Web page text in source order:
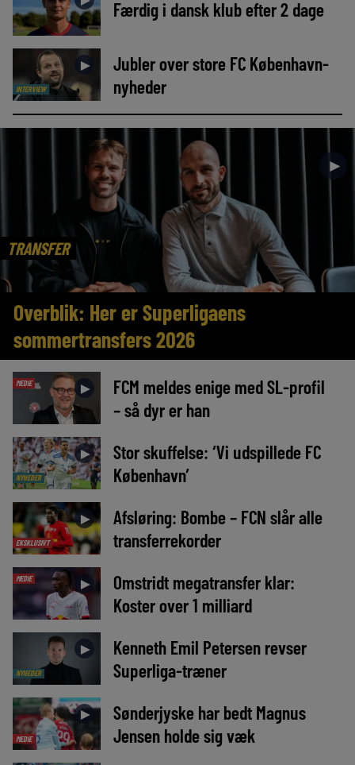
Færdig i dansk klub efter 2 dage
INTERVIEW
►
Jubler over store FC København-
nyheder
TRANSFER
►
Overblik: Her er Superligaens
sommertransfers 2026
MEDIE ►
FCM meldes enige med SL-profil
– så dyr er han
NYHEDER
►
Stor skuffelse: ‘Vi udspillede FC
København’
EKSKLUSIVT
►
Afsløring: Bombe – FCN slår alle
transferrekorder
MEDIE ►
Omstridt megatransfer klar:
Koster over 1 milliard
NYHEDER
►
Kenneth Emil Petersen revser
Superliga-træner
MEDIE
►
Sønderjyske har bedt Magnus
Jensen holde sig væk